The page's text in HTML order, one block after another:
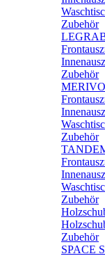
Zubehör
Zubehör
Zubehör
Zubehör
Zubehör
SPACE